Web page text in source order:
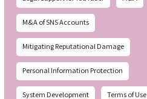
M&A of SNS Accounts
Mitigating Reputational Damage
Personal Information Protection
System Development Terms of Use